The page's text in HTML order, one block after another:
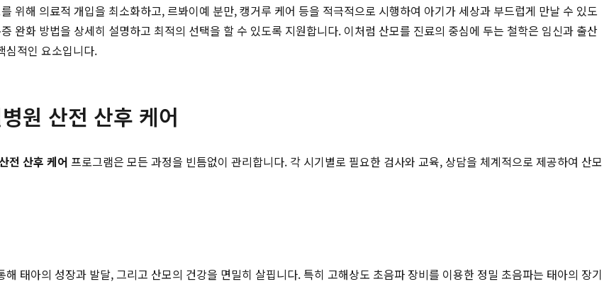
위해 의료적 개입을 최소화하고, 르봐이예 분만, 캥거루 케어 등을 적극적으로 시행하여 아기가 세상과 부드럽게 만날 수 있도
완화 방법을 상세히 설명하고 최적의 선택을 할 수 있도록 지원합니다. 이처럼 산모를 진료의 중심에 두는 철학은 임신과 출산
심적인 요소입니다.
원 산전 산후 케어
전 산후 케어 프로그램은 모든 과정을 빈틈없이 관리합니다. 각 시기별로 필요한 검사와 교육, 상담을 체계적으로 제공하여 산모
태아의 성장과 발달, 그리고 산모의 건강을 면밀히 살핍니다. 특히 고해상도 초음파 장비를 이용한 정밀 초음파는 태아의 장기